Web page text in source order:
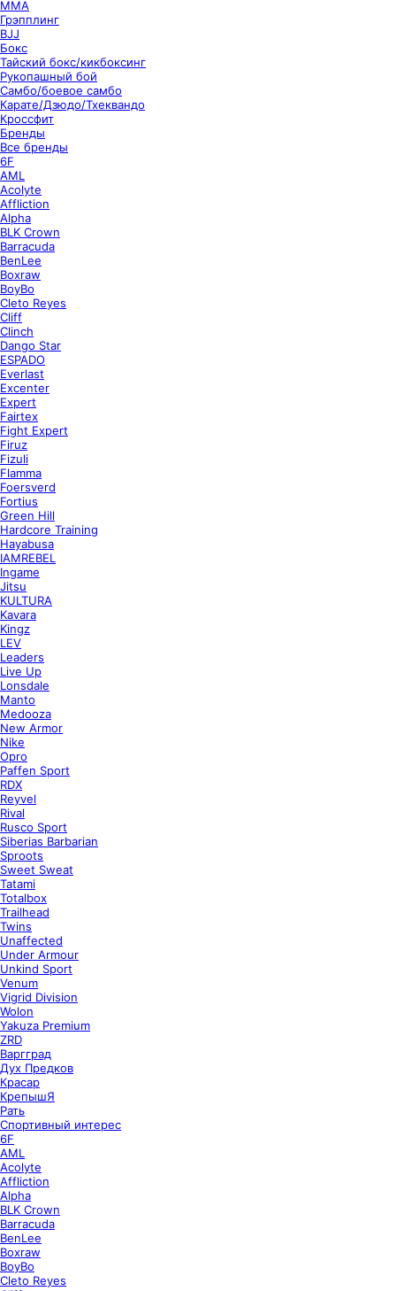
ММА
Грэпплинг
BJJ
Бокс
Тайский бокс/кикбоксинг
Рукопашный бой
Самбо/боевое самбо
Карате/Дзюдо/Тхеквандо
Кроссфит
Бренды
Все бренды
6F
AML
Acolyte
Affliction
Alpha
BLK Crown
Barracuda
BenLee
Boxraw
BoyBo
Cleto Reyes
Cliff
Clinch
Dango Star
ESPADO
Everlast
Excenter
Expert
Fairtex
Fight Expert
Firuz
Fizuli
Flamma
Foersverd
Fortius
Green Hill
Hardcore Training
Hayabusa
IAMREBEL
Ingame
Jitsu
KULTURA
Kavara
Kingz
LEV
Leaders
Live Up
Lonsdale
Manto
Medooza
New Armor
Nike
Opro
Paffen Sport
RDX
Reyvel
Rival
Rusco Sport
Siberias Barbarian
Sproots
Sweet Sweat
Tatami
Totalbox
Trailhead
Twins
Unaffected
Under Armour
Unkind Sport
Venum
Vigrid Division
Wolon
Yakuza Premium
ZRD
Варгград
Дух Предков
Красар
КрепышЯ
Рать
Спортивный интерес
6F
AML
Acolyte
Affliction
Alpha
BLK Crown
Barracuda
BenLee
Boxraw
BoyBo
Cleto Reyes